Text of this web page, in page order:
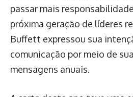
passar mais
próxima geração de líderes
Buffett expressou sua
comunicação por meio de
mensagens anuais.